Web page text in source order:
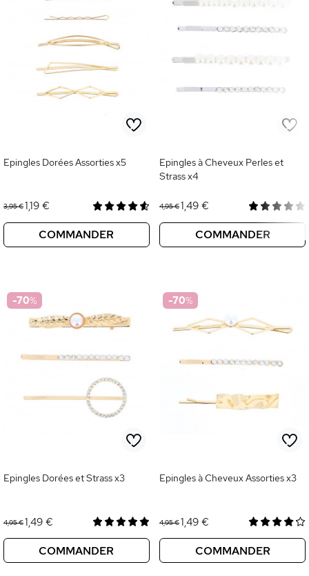
Epingles Dorées Assorties x5
3,95 €1,19 €
COMMANDER
Epingles à Cheveux Perles et
Strass x4
4,95 €1,49 €
COMMANDER
-70%
Epingles Dorées et Strass x3
4,95 €1,49 €
COMMANDER
-70%
Epingles à Cheveux Assorties x3
4,95 €1,49 €
COMMANDER